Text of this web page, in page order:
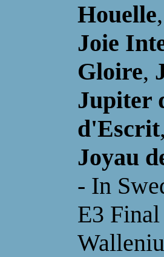
Houelle,
Joie
Gloire,
Jupiter
d'Escrit,
Joyau
- In
E3